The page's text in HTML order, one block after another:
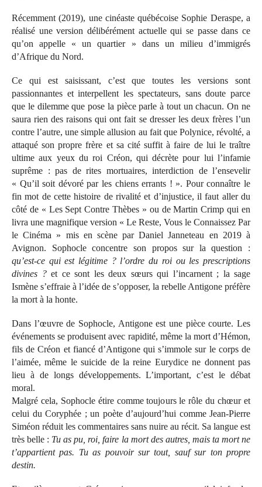
Récemment (2019), une cinéaste québécoise Sophie Deraspe, a
réalisé une version délibérément actuelle qui se passe dans ce
qu’on appelle « un quartier » dans un milieu d’immigrés
d’Afrique du Nord.
Ce qui est saisissant, c’est que toutes les versions sont
passionnantes et interpellent les spectateurs, sans doute parce
que le dilemme que pose la pièce parle à tout un chacun. On ne
saura rien des raisons qui ont fait se dresser les deux frères l’un
contre l’autre, une simple allusion au fait que Polynice, révolté, a
attaqué son propre frère et sa cité suffit à faire de lui le traître
ultime aux yeux du roi Créon, qui décrète pour lui l’infamie
suprême : pas de rites mortuaires, interdiction de l’ensevelir
« Qu’il soit dévoré par les chiens errants ! ». Pour connaître le
fin mot de cette histoire de rivalité et d’injustice, il faut aller du
côté de « Les Sept Contre Thèbes » ou de Martin Crimp qui en
livra une magnifique version « Le Reste, Vous le Connaissez Par
le Cinéma » mis en scène par Daniel Janneteau en 2019 à
Avignon. Sophocle concentre son propos sur la question :
qu’est-ce qui est légitime ? l’ordre du roi ou les prescriptions
divines ? et ce sont les deux sœurs qui l’incarnent ; la sage
Ismène s’effraie à l’idée de s’opposer, la rebelle Antigone préfère
la mort à la honte.
Dans l’œuvre de Sophocle, Antigone est une pièce courte. Les
événements se produisent avec rapidité, même la mort d’Hémon,
fils de Créon et fiancé d’Antigone qui s’immole sur le corps de
l’aimée, même le suicide de la reine Eurydice ne donnent pas
lieu à de longs développements. L’important, c’est le débat
moral.
Malgré cela, Sophocle étire comme toujours le rôle du chœur et
celui du Coryphée ; un poète d’aujourd’hui comme Jean-Pierre
Siméon réduit les commentaires sans nuire au récit. Sa langue est
très belle : Tu as pu, roi, faire la mort des autres, mais ta mort ne
t’appartient pas. Tu as pouvoir sur tout, sauf sur ton propre
destin.